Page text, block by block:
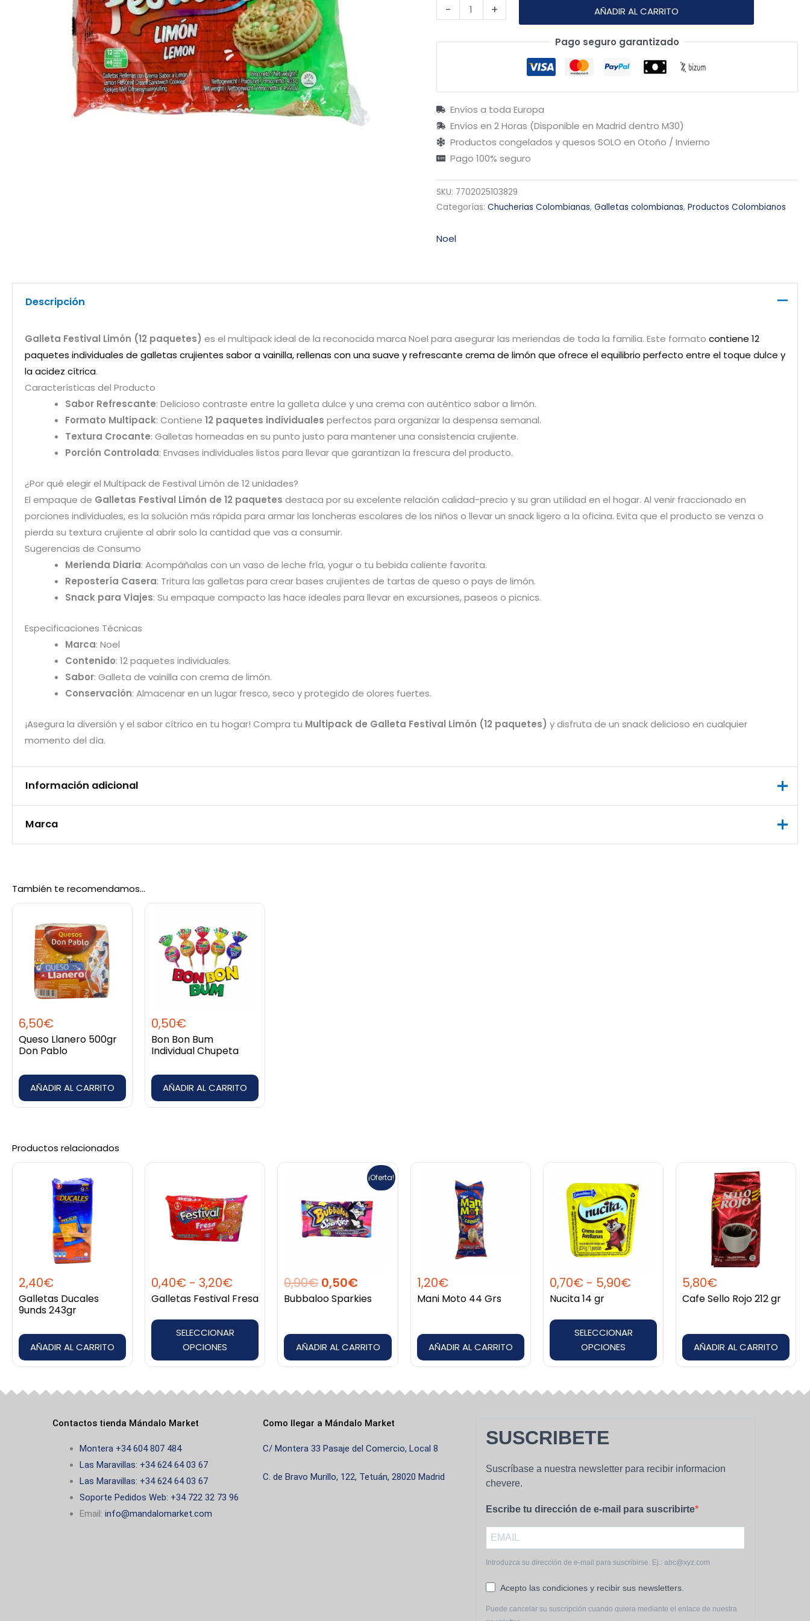
- + AÑADIR AL CARRITO
Pago seguro garantizado
Envíos a toda Europa
Envíos en 2 Horas (Disponible en Madrid dentro M30)
Productos congelados y quesos SOLO en Otoño / Invierno
Pago 100% seguro
SKU: 7702025103829
Categorías:Chucherias Colombianas,Galletas colombianas,Productos Colombianos
Noel
Descripción
Galleta Festival Limón (12 paquetes) es el multipack ideal de la reconocida marca Noel para asegurar las meriendas de toda la familia. Este formato contiene 12
paquetes individuales de galletas crujientes sabor a vainilla, rellenas con una suave y refrescante crema de limón que ofrece el equilibrio perfecto entre el toque dulce y
la acidez cítrica.
Características del Producto
Sabor Refrescante: Delicioso contraste entre la galleta dulce y una crema con auténtico sabor a limón.
Formato Multipack: Contiene 12 paquetes individuales perfectos para organizar la despensa semanal.
Textura Crocante: Galletas horneadas en su punto justo para mantener una consistencia crujiente.
Porción Controlada: Envases individuales listos para llevar que garantizan la frescura del producto.
¿Por qué elegir el Multipack de Festival Limón de 12 unidades?
El empaque de Galletas Festival Limón de 12 paquetes destaca por su excelente relación calidad-precio y su gran utilidad en el hogar. Al venir fraccionado en
porciones individuales, es la solución más rápida para armar las loncheras escolares de los niños o llevar un snack ligero a la oficina. Evita que el producto se venza o
pierda su textura crujiente al abrir solo la cantidad que vas a consumir.
Sugerencias de Consumo
Merienda Diaria: Acompáñalas con un vaso de leche fría, yogur o tu bebida caliente favorita.
Repostería Casera: Tritura las galletas para crear bases crujientes de tartas de queso o pays de limón.
Snack para Viajes: Su empaque compacto las hace ideales para llevar en excursiones, paseos o picnics.
Especificaciones Técnicas
Marca: Noel
Contenido: 12 paquetes individuales.
Sabor: Galleta de vainilla con crema de limón.
Conservación: Almacenar en un lugar fresco, seco y protegido de olores fuertes.
¡Asegura la diversión y el sabor cítrico en tu hogar! Compra tu Multipack de Galleta Festival Limón (12 paquetes) y disfruta de un snack delicioso en cualquier
momento del día.
Información adicional
Peso
Marca
Noel
También te recomendamos…
6,50€
Queso Llanero 500gr
Don Pablo
AÑADIR AL CARRITO
0,50€
Bon Bon Bum
Individual Chupeta
AÑADIR AL CARRITO
Productos relacionados
2,40€
Galletas Ducales
9unds 243gr
AÑADIR AL CARRITO
0,40€ - 3,20€
Rango
precios:
desde
0,40€
Galletas Festival Fresa
SELECCIONAR
OPCIONES
Este
tiene
múltiples
variantes.
se
pueden
elegir
página
producto
¡Oferta!
0,90€
original
era:
0,90€.
0,50€
El
precio
actual
es:
0,50€.
Bubbaloo Sparkies
AÑADIR AL CARRITO
1,20€
Mani Moto 44 Grs
AÑADIR AL CARRITO
0,70€ - 5,90€
Rango
de
precios:
desde
0,70€
hasta
Nucita 14 gr
SELECCIONAR
OPCIONES
Este
producto
múltiples
variantes.
se
pueden
elegir
página
producto
5,80€
Cafe Sello Rojo 212 gr
AÑADIR AL CARRITO
Contactos tienda Mándalo Market
Montera +34 604 807 484
Las Maravillas: +34 624 64 03 67
Las Maravillas: +34 624 64 03 67
Soporte Pedidos Web: +34 722 32 73 96
Email:info@mandalomarket.com
Como llegar a Mándalo Market
C/ Montera 33 Pasaje del Comercio, Local 8
C. de Bravo Murillo, 122, Tetuán, 28020 Madrid
SUSCRIBETE
Suscríbase a nuestra newsletter para recibir informacion
chevere.
Escribe tu dirección de e-mail para suscribirte
Introduzca su dirección de e-mail para suscribirse. Ej.: abc@xyz.com
Acepto las condiciones y recibir sus newsletters.
Puede cancelar su suscripción cuando quiera mediante el enlace de nuestra